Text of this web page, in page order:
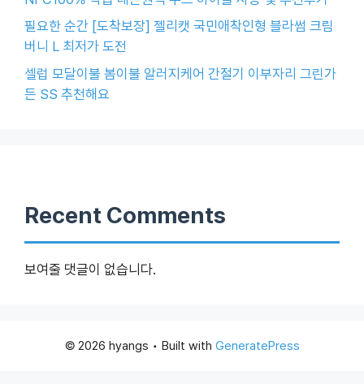
필요한 순간 [도착보장] 젤리캣 국민애착인형 블라썸 크림
버니 L 최저가 도전
셀럽 모달이불 봄이불 알러지케어 간절기 이부자리 그린가
든 SS 추천해요
Recent Comments
보여줄 댓글이 없습니다.
© 2026 hyangs • Built with GeneratePress